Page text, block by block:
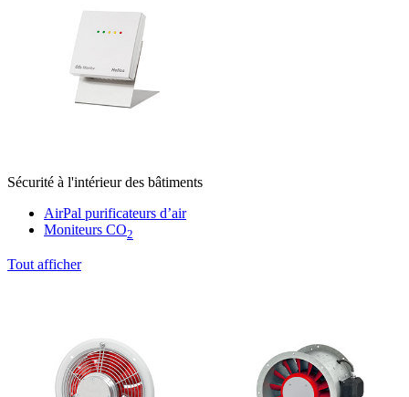
Sécurité à l'intérieur des bâtiments
AirPal purificateurs d’air
Moniteurs CO2
Tout afficher